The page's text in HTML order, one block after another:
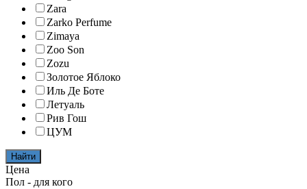
Zara
Zarko Perfume
Zimaya
Zoo Son
Zozu
Золотое Яблоко
Иль Де Боте
Летуаль
Рив Гош
ЦУМ
Найти
Цена
Пол - для кого